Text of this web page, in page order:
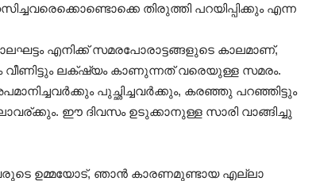
തിരുത്തി പറയിപ്പിക്കും എന്ന
എനിക്ക് സമരപോരാട്ടങ്ങളുടെ കാലമാണ്,
വീണിട്ടും ലക്‌ഷ്യം കാണുന്നത് വരെയുള്ള സമരം.
പുച്ഛിച്ചവർക്കും, കരഞ്ഞു പറഞ്ഞിട്ടും
ഈ ദിവസം ഉടുക്കാനുള്ള സാരി വാങ്ങിച്ചു
ഉമ്മയോട്, ഞാൻ കാരണമുണ്ടായ എല്ലാ